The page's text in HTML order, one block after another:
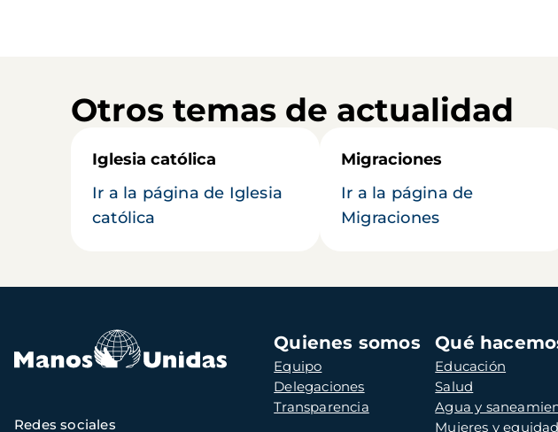
Otros temas de actualidad
Iglesia católica
Ir a la página de Iglesia
católica
Migraciones
Ir a la página de
Migraciones
Navegación
principal
Quienes somos
Equipo
Delegaciones
Transparencia
Qué
Educación
Salud
Agua y
Mujeres y equidad
Redes sociales